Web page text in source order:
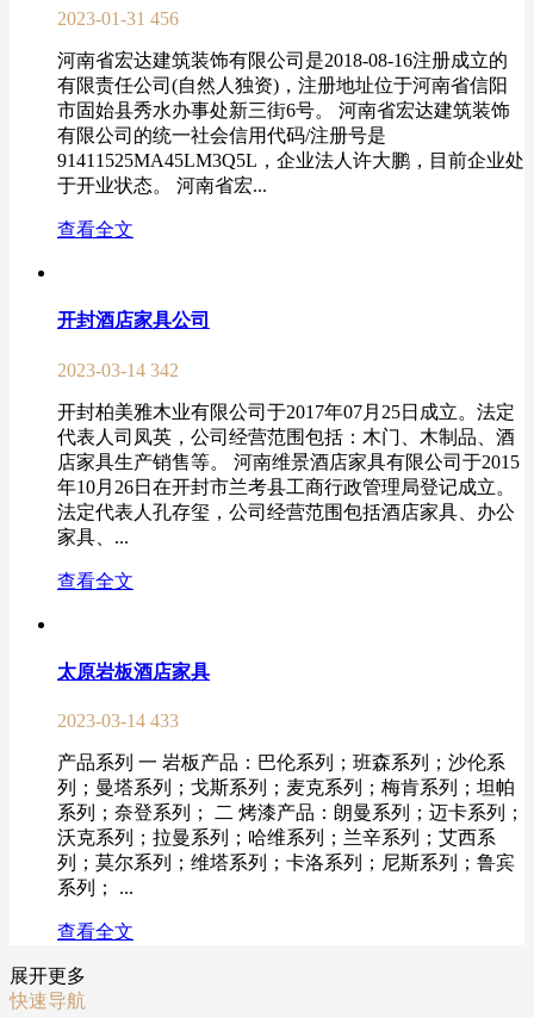
2023-01-31 456
河南省宏达建筑装饰有限公司是2018-08-16注册成立的
有限责任公司(自然人独资)，注册地址位于河南省信阳
市固始县秀水办事处新三街6号。 河南省宏达建筑装饰
有限公司的统一社会信用代码/注册号是
91411525MA45LM3Q5L，企业法人许大鹏，目前企业处
于开业状态。 河南省宏...
查看全文
开封酒店家具公司
2023-03-14 342
开封柏美雅木业有限公司于2017年07月25日成立。法定
代表人司凤英，公司经营范围包括：木门、木制品、酒
店家具生产销售等。 河南维景酒店家具有限公司于2015
年10月26日在开封市兰考县工商行政管理局登记成立。
法定代表人孔存玺，公司经营范围包括酒店家具、办公
家具、...
查看全文
太原岩板酒店家具
2023-03-14 433
产品系列 一 岩板产品：巴伦系列；班森系列；沙伦系
列；曼塔系列；戈斯系列；麦克系列；梅肯系列；坦帕
系列；奈登系列； 二 烤漆产品：朗曼系列；迈卡系列；
沃克系列；拉曼系列；哈维系列；兰辛系列；艾西系
列；莫尔系列；维塔系列；卡洛系列；尼斯系列；鲁宾
系列； ...
查看全文
展开更多
快速导航